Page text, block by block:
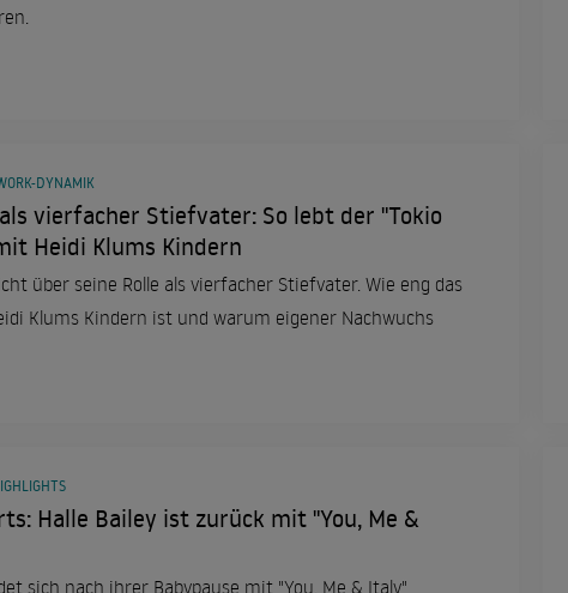
DYNAMIK
vierfacher Stiefvater: So lebt der "Tokio
Heidi Klums Kindern
über seine Rolle als vierfacher Stiefvater. Wie eng das
Klums Kindern ist und warum eigener Nachwuchs
Halle Bailey ist zurück mit "You, Me &
sich nach ihrer Babypause mit "You, Me & Italy"